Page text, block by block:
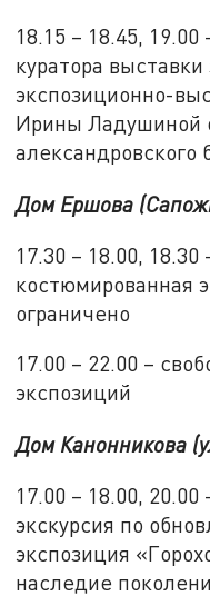
18.15 ­– 18.45, 19.00
куратора
экспозиционно-
Ирины Ладушиной
александровского
Дом Ершова
17.30 – 18.00, 18.30
костюмированная
ограничено
17.00 – 22.00 –
экспозиций
Дом Канонникова
17.00 – 18.00, 20.00
экскурсия по
экспозиция
наследие